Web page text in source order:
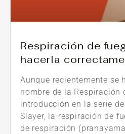
Respiración de
hacerla
Aunque recientemente se
nombre de la Respiración
introducción en la serie
Slayer, la respiración de
de respiración